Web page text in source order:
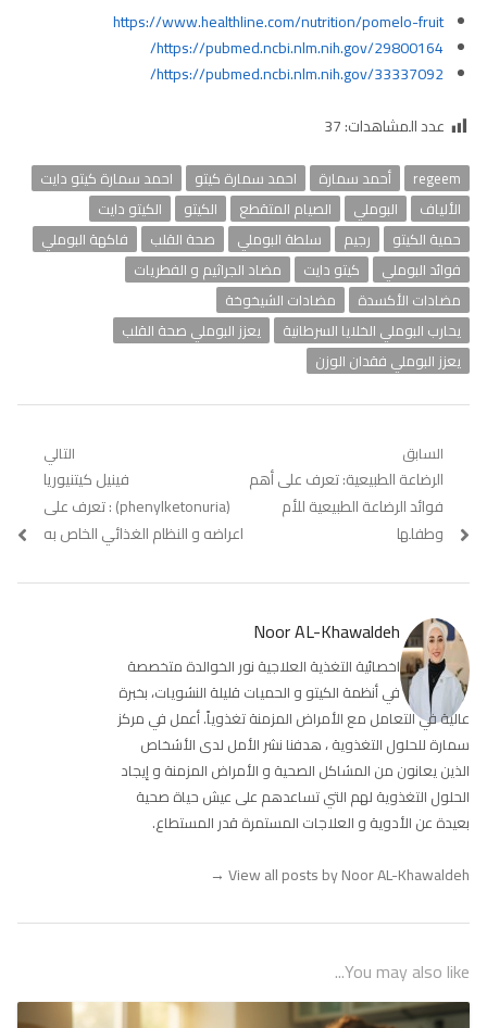
https://www.healthline.com/nutrition/pomelo-fruit
https://pubmed.ncbi.nlm.nih.gov/29800164/
https://pubmed.ncbi.nlm.nih.gov/33337092/
عدد المشاهدات:37
regeem أحمد سمارة احمد سمارة كيتو
احمد سمارة كيتو دايت
الألياف
البوملي الصيام المتقطع الكيتو
الكيتو دايت
حمية الكيتو
رجيم سلطة البوملي صحة القلب
فاكهة البوملي
فوائد البوملي
كيتو دايت
مضاد الجراثيم و الفطريات
مضادات الأكسدة
مضادات الشيخوخة
يحارب البوملي الخلايا السرطانية
يعزز البوملي صحة القلب
يعزز البوملي فقدان الوزن
تصفّح
المقالات
السابق
Previous
post:
الرضاعة الطبيعية: تعرف على أهم
فوائد الرضاعة الطبيعية للأم
وطفلها
التالي
Next
post:
فينيل كيتنيوريا
(phenylketonuria) : تعرف على
اعراضه و النظام الغذائي الخاص به
Noor AL-Khawaldeh
اخصائية التغذية العلاجية نور الخوالدة متخصصة
في أنظمة الكيتو و الحميات قليلة النشويات، بخبرة
عالية في التعامل مع الأمراض المزمنة تغذوياً. أعمل في مركز
سمارة للحلول التغذوية ، هدفنا نشر الأمل لدى الأشخاص
الذين يعانون من المشاكل الصحية و الأمراض المزمنة و إيجاد
الحلول التغذوية لهم التي تساعدهم على عيش حياة صحية
بعيدة عن الأدوية و العلاجات المستمرة قدر المستطاع.
View all posts by Noor AL-Khawaldeh
→
You may also like...